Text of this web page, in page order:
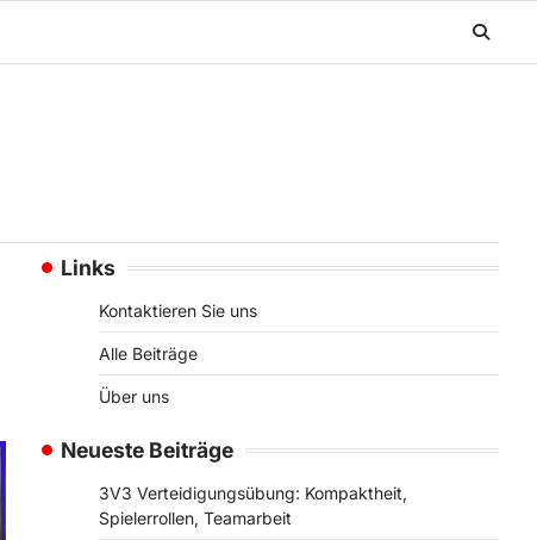
Links
Kontaktieren Sie uns
Alle Beiträge
Über uns
Neueste Beiträge
3V3 Verteidigungsübung: Kompaktheit,
Spielerrollen, Teamarbeit